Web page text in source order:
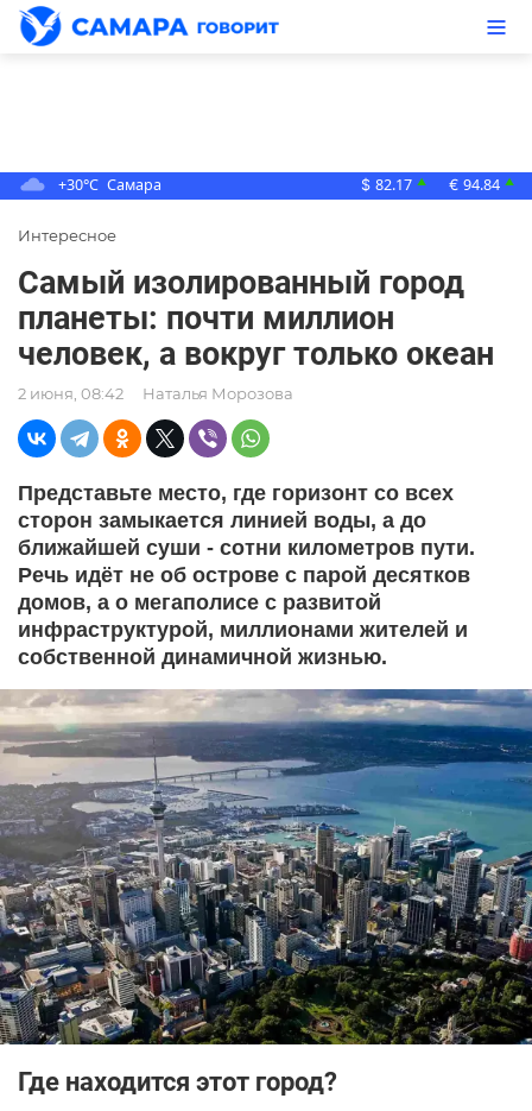
+30°C Самара $ 82.17 ▲ € 94.84 ▲
Интересное
Самый изолированный город
планеты: почти миллион
человек, а вокруг только океан
2 июня, 08:42 Наталья Морозова
Представьте место, где горизонт со всех
сторон замыкается линией воды, а до
ближайшей суши - сотни километров пути.
Речь идёт не об острове с парой десятков
домов, а о мегаполисе с развитой
инфраструктурой, миллионами жителей и
собственной динамичной жизнью.
Где находится этот город?